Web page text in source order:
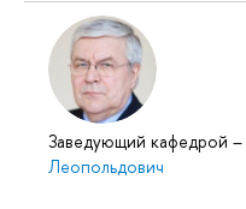
Заведующий кафедрой –
Леопольдович